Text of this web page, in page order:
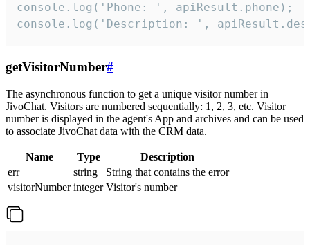
console.log('Phone: ', apiResult.phone);
console.log('Description: ',
getVisitorNumber#
The asynchronous function to get a unique visitor number in
JivoChat. Visitors are numbered sequentially: 1, 2, 3, etc. Visitor
number is displayed in the agent's App and archives and can be used
to associate JivoChat data with the CRM data.
Name Type
Description
err
string
String that contains the error
visitorNumber integer Visitor's number